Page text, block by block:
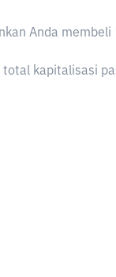
Anda membeli
total kapitalisasi